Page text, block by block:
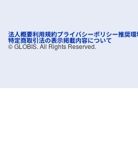
法人概要利用規約プライバシーポリシー推奨環
特定商取引法の表示掲載内容について
©︎ GLOBIS. All Rights Reserved.